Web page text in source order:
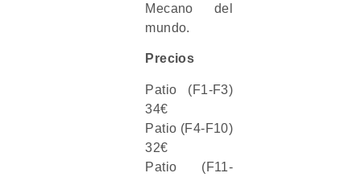
Mecano del
mundo.
Precios
Patio (F1-F3)
34€
Patio (F4-F10)
32€
Patio (F11-